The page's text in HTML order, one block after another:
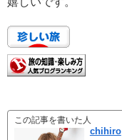
この記事を書いた人
chihiro